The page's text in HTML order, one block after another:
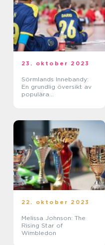
23. oktober 2023
Sörmlands Innebandy:
En grundlig översikt av
populära
22. oktober 2023
Melissa Johnson: The
Rising Star of
Wimbledon